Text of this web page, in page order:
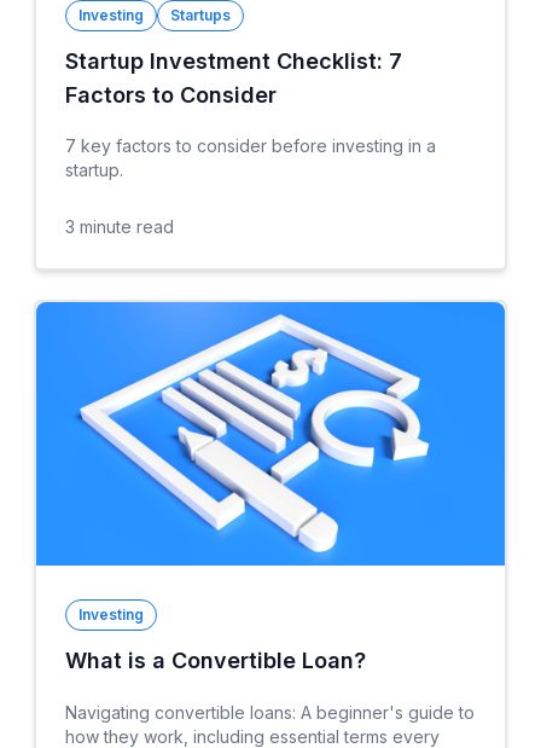
Investing Startups
Startup Investment Checklist: 7
Factors to Consider
7 key factors to consider before investing in a
startup.
3 minute read
Investing
What is a Convertible Loan?
Navigating convertible loans: A beginner's guide to
how they work, including essential terms every